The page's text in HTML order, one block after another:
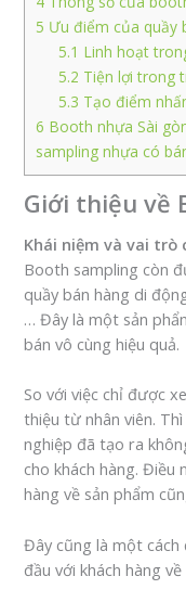
5 Ưu điểm của quầy
5.1 Linh hoạt
5.2 Tiện lợi trong
5.3 Tạo điểm
6 Booth nhựa Sài
sampling nhựa có
Giới thiệu về
Khái niệm và vai
Booth sampling còn
quầy bán hàng di
… Đây là một sản
bán vô cùng hiệu quả.
So với việc chỉ được
thiệu từ nhân viên.
nghiệp đã tạo ra
cho khách hàng. Điều
hàng về sản phẩm
Đây cũng là một
đầu với khách hàng